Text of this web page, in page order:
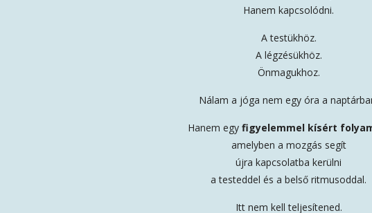
Hanem kapcsolódni.
A testükhöz.
A légzésükhöz.
Önmagukhoz.
Nálam a jóga nem egy óra a
Hanem egyfigyelemmel kísért
amelyben a mozgás segít
újra kapcsolatba kerülni
a testeddel és a belső ritmusoddal.
Itt nem kell teljesítened.